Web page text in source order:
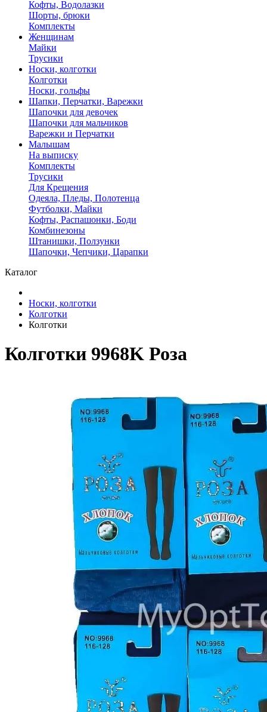
Кофты, Водолазки
Шорты, брюки
Комплекты
Женщинам
Майки
Трусики
Носки, колготки
Колготки
Носки, гольфы
Шапки, Перчатки, Варежки
Шапочки для девочек
Шапочки для мальчиков
Варежки и Перчатки
Малышам
На выписку
Комплекты
Трусики
Для Крещения
Одеяла, Пледы, Полотенца
Футболки, Майки
Кофты, Распашонки, Боди
Комбинезоны
Штанишки, Ползунки
Шапочки, Чепчики, Царапки
Каталог
Носки, колготки
Колготки
Колготки
Колготки 9968K Роза